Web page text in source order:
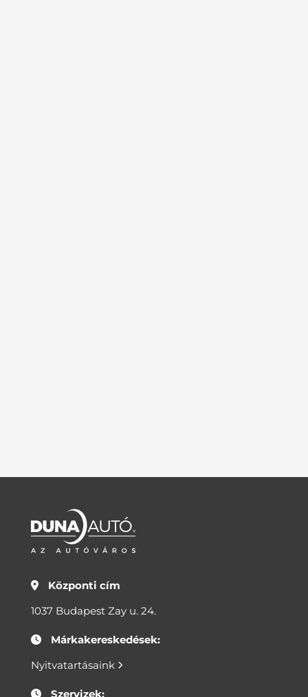
Központi cím
1037 Budapest Zay u. 24.
Márkakereskedések:
Nyitvatartásaink
Szervizek: